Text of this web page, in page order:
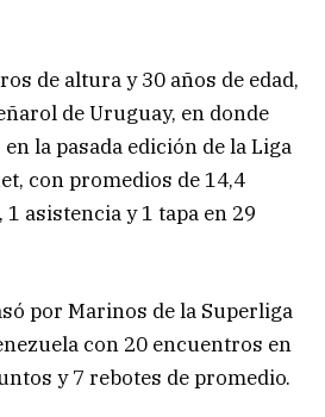
de altura y 30 años de edad,
de Uruguay, en donde
la pasada edición de la Liga
con promedios de 14,4
asistencia y 1 tapa en 29
por Marinos de la Superliga
con 20 encuentros en
y 7 rebotes de promedio.